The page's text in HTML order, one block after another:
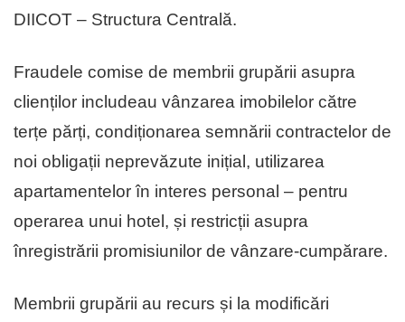
DIICOT – Structura Centrală.
Fraudele comise de membrii grupării asupra
clienților includeau vânzarea imobilelor către
terțe părți, condiționarea semnării contractelor de
noi obligații neprevăzute inițial, utilizarea
apartamentelor în interes personal – pentru
operarea unui hotel, și restricții asupra
înregistrării promisiunilor de vânzare-cumpărare.
Membrii grupării au recurs și la modificări